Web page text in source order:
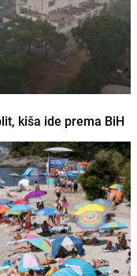
kiša ide prema BiH